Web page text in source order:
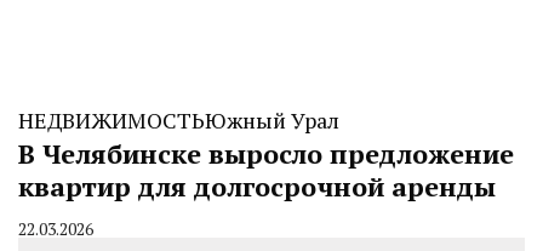
НЕДВИЖИМОСТЬЮжный Урал
В Челябинске выросло предложение
квартир для долгосрочной аренды
By
22.03.2026